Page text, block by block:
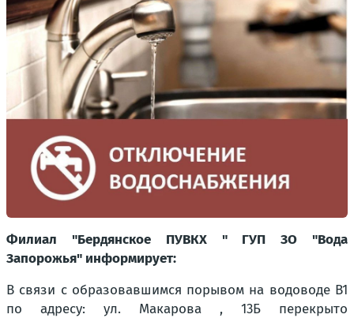
Филиал "Бердянское ПУВКХ " ГУП ЗО "Вода
Запорожья" информирует:
В связи с образовавшимся порывом на водоводе В1
по адресу: ул. Макарова , 13Б перекрыто